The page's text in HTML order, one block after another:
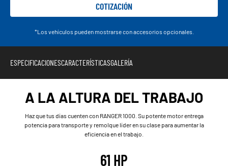
COTIZACIÓN
*Los vehículos pueden mostrarse con accesorios opcionales.
ESPECIFICACIONESCARACTERÍSTICASGALERÍA
A LA ALTURA DEL TRABAJO
Haz que tus días cuenten con RANGER 1000. Su potente motor entrega
potencia para transporte y remolque líder en su clase para aumentar la
eficiencia en el trabajo.
61 HP